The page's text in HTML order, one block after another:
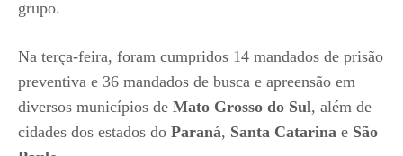
grupo.
Na terça-feira, foram cumpridos 14 mandados de prisão
preventiva e 36 mandados de busca e apreensão em
diversos municípios de Mato Grosso do Sul, além de
cidades dos estados do Paraná, Santa Catarina e São